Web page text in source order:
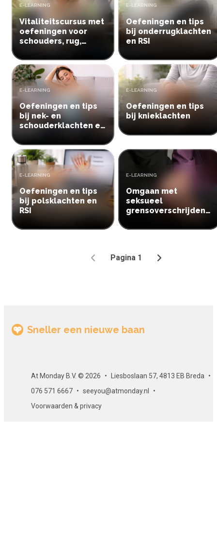
Vitaliteitscursus met
oefeningen voor
schouders, rug,
TYPE:
E-LEARNING
Oefeningen en tips
bij onderrugklachten
en RSI
TYPE:
E-LEARNING
Oefeningen en tips
bij nek- en
schouderklachten en
TYPE:
E-LEARNING
Oefeningen en tips
bij knieklachten
TYPE:
E-LEARNING
Oefeningen en tips
bij polsklachten en
RSI
TYPE:
E-LEARNING
Omgaan met
seksueel
grensoverschrijdend
TYPE:
E-LEARNING
Vorige
Pagina 1
Volgende
Sneller een nieuwe baan
At Monday B.V. © 2026
Liesboslaan 57, 4813 EB Breda
076 571 6667
seeyou@atmonday.nl
Voorwaarden & privacy